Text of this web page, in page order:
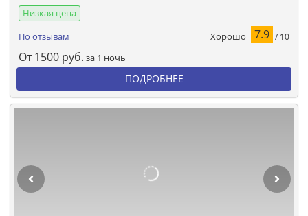
Низкая цена
По отзывам
Хорошо 7.9 / 10
От 1500 руб. за 1 ночь
ПОДРОБНЕЕ